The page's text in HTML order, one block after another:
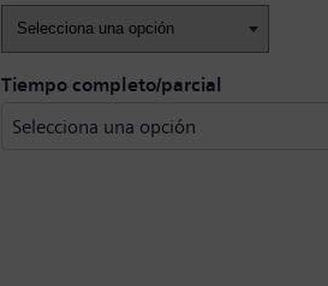
Tiempo completo/parcial